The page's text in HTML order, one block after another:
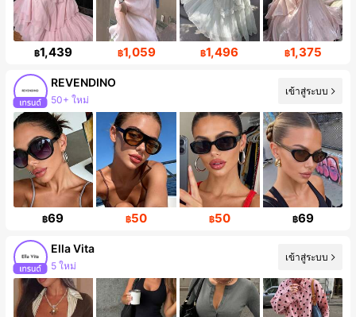
฿1,439 ฿1,059 ฿1,496 ฿1,375
REVENDINO
การเพิ่มขึ้นของผู้ติดตาม 189%
เข้าสู่ระบบ
฿69 ฿50 ฿50 ฿69
Ella Vita
การเพิ่มขึ้นของผู้ติดตาม 496%
เข้าสู่ระบบ